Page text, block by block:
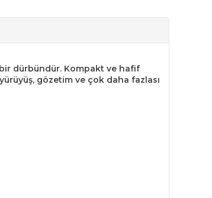
dürbündür. Kompakt ve hafif
gözetim ve çok daha fazlası